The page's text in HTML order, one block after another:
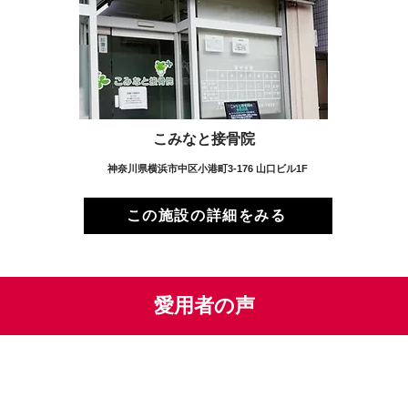
こみなと接骨院
神奈川県横浜市中区小港町3-176 山口ビル1F
この施設の詳細をみる
愛用者の声